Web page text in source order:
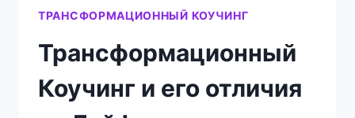
ТРАНСФОРМАЦИОННЫЙ КОУЧИНГ
Трансформационный
Коучинг и его отличия